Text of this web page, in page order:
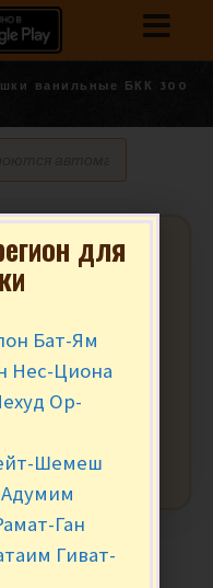
ванильные БКК 300
300 грдля
Бат-Ям
Нес-Циона
Ор-
Шемеш
Ган
Гиват-